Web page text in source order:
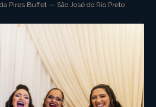
Pires Buffet — São José do Rio Preto